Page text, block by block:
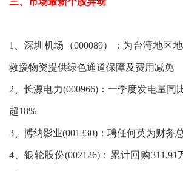
1、深圳机场（000089）：为台湾地区
救援物资提供绿色通道保障及费用减免
2、长源电力(000966)：一季度发电量同
超18%
3、博纳影业(001330)：聘任何英为财务
4、银轮股份(002126)：累计回购311.91